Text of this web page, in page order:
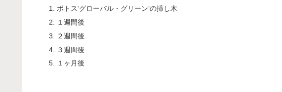
ポトス‘グローバル・グリーン’の挿し木
１週間後
２週間後
３週間後
１ヶ月後